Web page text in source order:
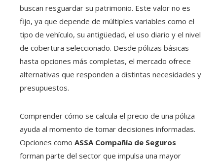
buscan resguardar su patrimonio. Este valor no es
fijo, ya que depende de múltiples variables como el
tipo de vehículo, su antigüedad, el uso diario y el nivel
de cobertura seleccionado. Desde pólizas básicas
hasta opciones más completas, el mercado ofrece
alternativas que responden a distintas necesidades y
presupuestos.
Comprender cómo se calcula el precio de una póliza
ayuda al momento de tomar decisiones informadas.
Opciones como ASSA Compañía de Seguros
forman parte del sector que impulsa una mayor